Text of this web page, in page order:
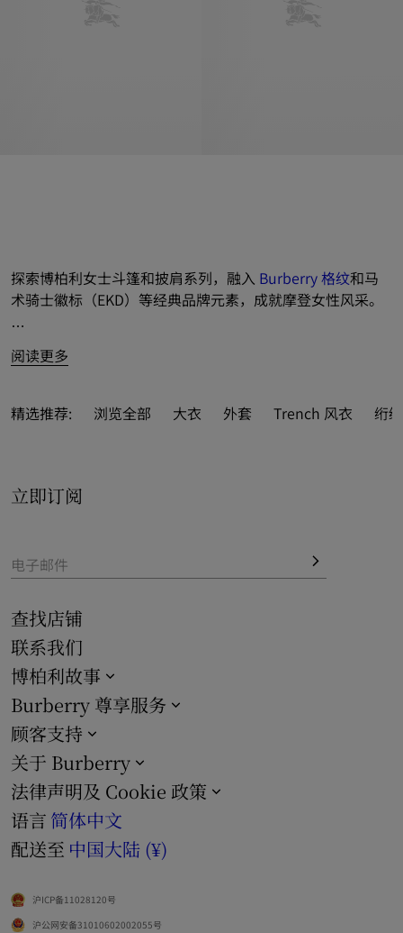
探索博柏利女士斗篷和披肩系列，融入 Burberry 格纹和马
术骑士徽标（EKD）等经典品牌元素，成就摩登女性风采。
阅读更多
精选推荐: 浏览全部 大衣 外套 Trench 风衣 绗
立即订阅
电子邮件
查找店铺
联系我们
博柏利故事
Burberry 尊享服务
顾客支持
关于 Burberry
法律声明及 Cookie 政策
语言 简体中文
配送至 中国大陆 (¥)
沪ICP备11028120号
沪公网安备31010602002055号